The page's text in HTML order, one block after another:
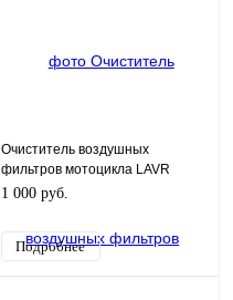
Очиститель воздушных
фильтров мотоцикла LAVR
MOTO, 1000 мл
1 000 руб.
Подробнее